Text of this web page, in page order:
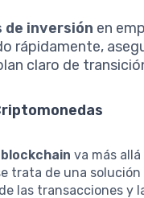
de inversión en
rápidamente,
claro de
blockchain va más allá
trata de una
las transacciones y